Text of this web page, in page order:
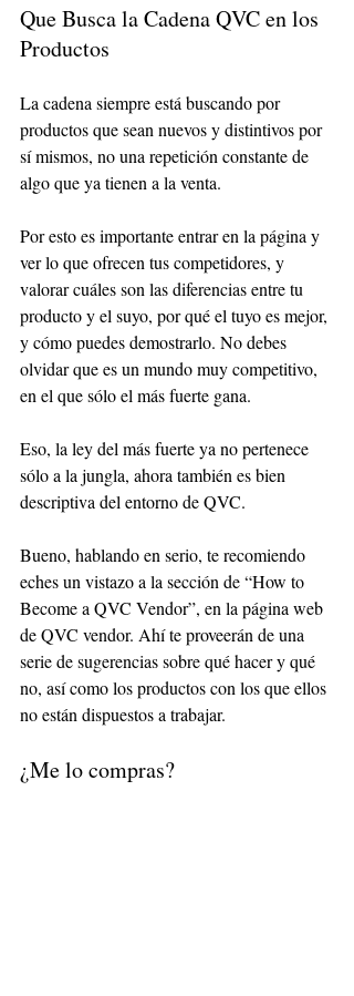
Que Busca la Cadena QVC en los
Productos
La cadena siempre está buscando por
productos que sean nuevos y distintivos por
sí mismos, no una repetición constante de
algo que ya tienen a la venta.
Por esto es importante entrar en la página y
ver lo que ofrecen tus competidores, y
valorar cuáles son las diferencias entre tu
producto y el suyo, por qué el tuyo es mejor,
y cómo puedes demostrarlo. No debes
olvidar que es un mundo muy competitivo,
en el que sólo el más fuerte gana.
Eso, la ley del más fuerte ya no pertenece
sólo a la jungla, ahora también es bien
descriptiva del entorno de QVC.
Bueno, hablando en serio, te recomiendo
eches un vistazo a la sección de “How to
Become a QVC Vendor”, en la página web
de QVC vendor. Ahí te proveerán de una
serie de sugerencias sobre qué hacer y qué
no, así como los productos con los que ellos
no están dispuestos a trabajar.
¿Me lo compras?